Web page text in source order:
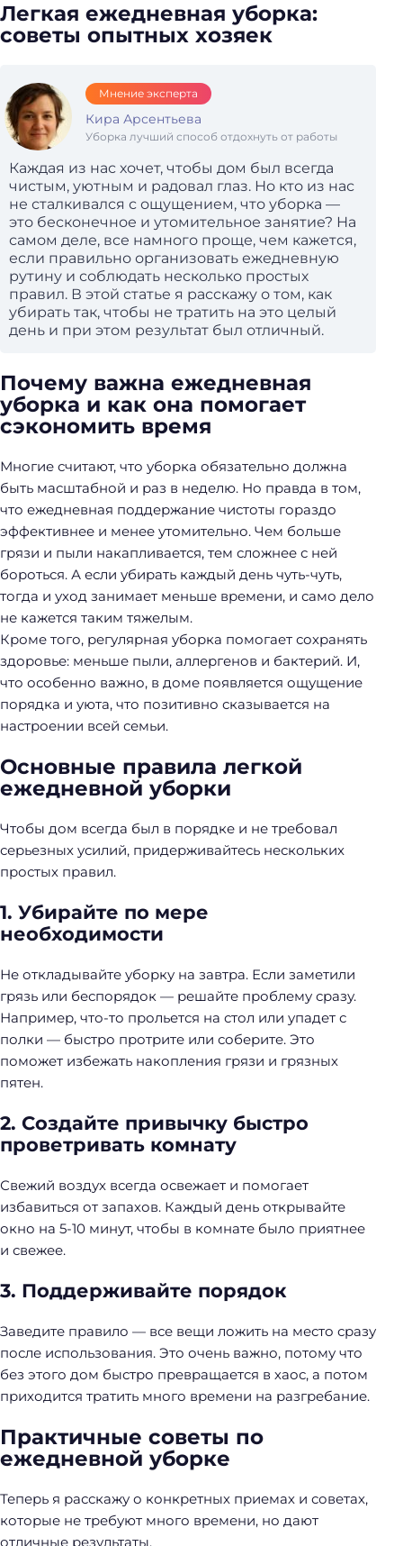
Легкая ежедневная уборка:
советы опытных хозяек
Мнение эксперта
Кира Арсентьева
Уборка лучший способ отдохнуть от работы
Каждая из нас хочет, чтобы дом был всегда
чистым, уютным и радовал глаз. Но кто из нас
не сталкивался с ощущением, что уборка —
это бесконечное и утомительное занятие? На
самом деле, все намного проще, чем кажется,
если правильно организовать ежедневную
рутину и соблюдать несколько простых
правил. В этой статье я расскажу о том, как
убирать так, чтобы не тратить на это целый
день и при этом результат был отличный.
Почему важна ежедневная
уборка и как она помогает
сэкономить время
Многие считают, что уборка обязательно должна
быть масштабной и раз в неделю. Но правда в том,
что ежедневная поддержание чистоты гораздо
эффективнее и менее утомительно. Чем больше
грязи и пыли накапливается, тем сложнее с ней
бороться. А если убирать каждый день чуть-чуть,
тогда и уход занимает меньше времени, и само дело
не кажется таким тяжелым.
Кроме того, регулярная уборка помогает сохранять
здоровье: меньше пыли, аллергенов и бактерий. И,
что особенно важно, в доме появляется ощущение
порядка и уюта, что позитивно сказывается на
настроении всей семьи.
Основные правила легкой
ежедневной уборки
Чтобы дом всегда был в порядке и не требовал
серьезных усилий, придерживайтесь нескольких
простых правил.
1. Убирайте по мере
необходимости
Не откладывайте уборку на завтра. Если заметили
грязь или беспорядок — решайте проблему сразу.
Например, что-то прольется на стол или упадет с
полки — быстро протрите или соберите. Это
поможет избежать накопления грязи и грязных
пятен.
2. Создайте привычку быстро
проветривать комнату
Свежий воздух всегда освежает и помогает
избавиться от запахов. Каждый день открывайте
окно на 5-10 минут, чтобы в комнате было приятнее
и свежее.
3. Поддерживайте порядок
Заведите правило — все вещи ложить на место сразу
после использования. Это очень важно, потому что
без этого дом быстро превращается в хаос, а потом
приходится тратить много времени на разгребание.
Практичные советы по
ежедневной уборке
Теперь я расскажу о конкретных приемах и советах,
которые не требуют много времени, но дают
отличные результаты.